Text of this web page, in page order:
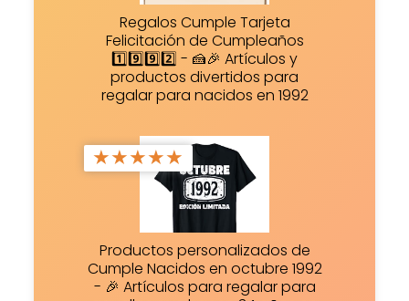
Regalos Cumple Tarjeta
Felicitación de Cumpleaños
1️⃣9️⃣9️⃣2️⃣ - 🍰🎉 Artículos y
productos divertidos para
regalar para nacidos en 1992
★★★★★
Productos personalizados de
Cumple Nacidos en octubre 1992
- 🎉 Artículos para regalar para